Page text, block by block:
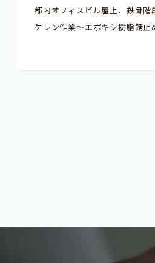
都内オフィスビル屋上、鉄骨階
ケレン作業～エポキシ樹脂錆止